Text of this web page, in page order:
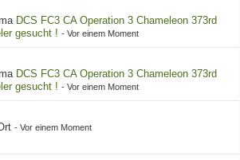
DCS FC3 CA Operation 3 Chameleon 373rd
gesucht ! - Vor einem Moment
DCS FC3 CA Operation 3 Chameleon 373rd
gesucht ! - Vor einem Moment
- Vor einem Moment